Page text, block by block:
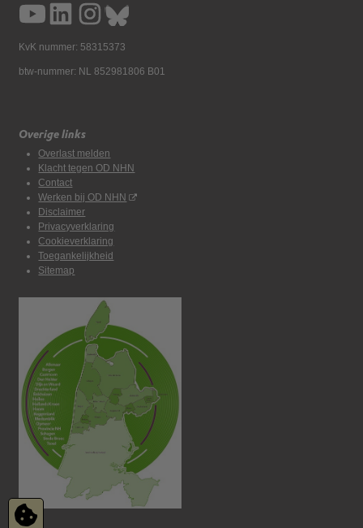
KvK nummer: 58315373
btw-nummer: NL 852981806 B01
Overige links
Overlast melden
Klacht tegen OD NHN
Contact
Werken bij OD NHN
Disclaimer
Privacyverklaring
Cookieverklaring
Toegankelijkheid
Sitemap